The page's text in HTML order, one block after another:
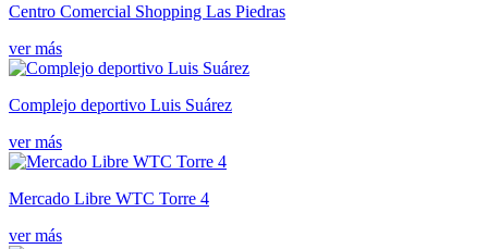
Centro Comercial Shopping Las Piedras
ver más
Complejo deportivo Luis Suárez
ver más
Mercado Libre WTC Torre 4
ver más